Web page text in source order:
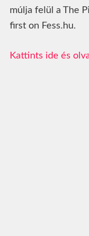
múlja felül a The
first on Fess.hu.